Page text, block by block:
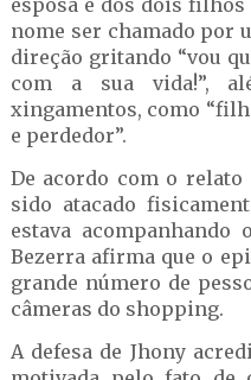
esposa e dos dois
nome ser chamado por
direção gritando “vou
com a sua vida!”,
xingamentos, como
e perdedor”.
De acordo com o
sido atacado
estava acompanhando
Bezerra afirma que o
grande número de
câmeras do shopping.
A defesa de Jhony